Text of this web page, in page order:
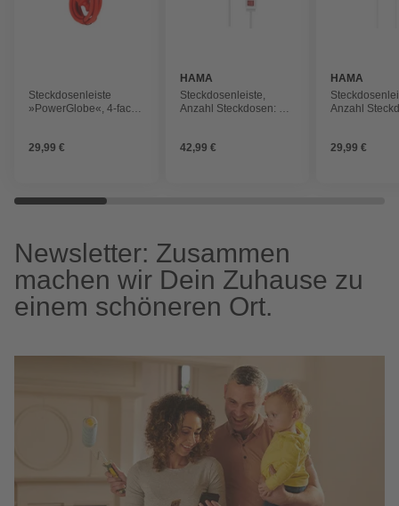
Steckdosenleiste
»PowerGlobe«, 4-fach
29,99 €
HAMA
Steckdosenleiste,
Anzahl Steckdosen: 5,
42,99 €
HAMA
Anzahl
29,99 €
Newsletter: Zusammen
machen wir Dein Zuhause zu
einem schöneren Ort.